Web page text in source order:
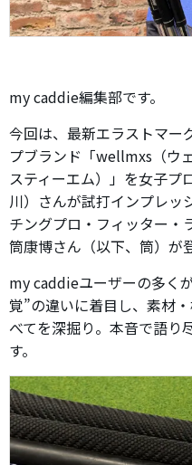
my caddie編集部です。
今回は、最新エラストマー
プブランド「wellmxs（ウ
スティーエム）」を女子プ
川）さんが試打インプレッ
チングプロ・フィッター・
筒康博さん（以下、筒）が
my caddieユーザーの多く
覚”の違いに着目し、素材
べてを深掘り。本音で語り
す。